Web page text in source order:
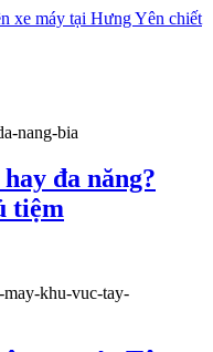
xe máy tại Hưng Yên chiết
đa năng?
tiệm